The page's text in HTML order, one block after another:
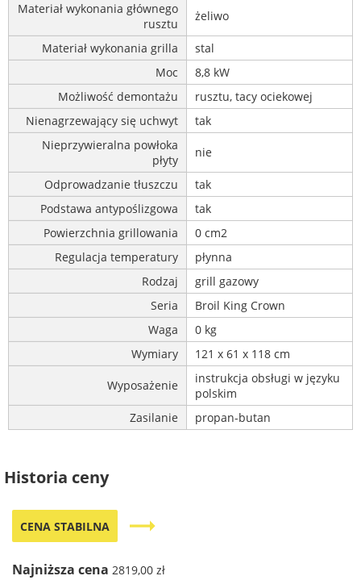
Materiał wykonania głównego
rusztu
żeliwo
Materiał wykonania grilla
stal
Moc
8,8 kW
Możliwość demontażu
rusztu, tacy ociekowej
Nienagrzewający się uchwyt
tak
Nieprzywieralna powłoka
płyty
nie
Odprowadzanie tłuszczu
tak
Podstawa antypoślizgowa
tak
Powierzchnia grillowania
0 cm2
Regulacja temperatury
płynna
Rodzaj
grill gazowy
Seria
Broil King Crown
Waga
0 kg
Wymiary
121 x 61 x 118 cm
Wyposażenie
instrukcja obsługi w języku
polskim
Zasilanie
propan-butan
Historia ceny
CENA STABILNA trending_flat
Najniższa cena 2819,00 zł